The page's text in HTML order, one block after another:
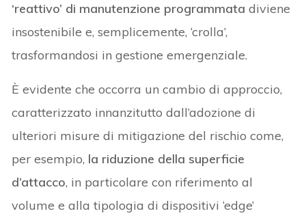
‘reattivo’ di manutenzione programmata diviene
insostenibile e, semplicemente, ‘crolla’,
trasformandosi in gestione emergenziale.
È evidente che occorra un cambio di approccio,
caratterizzato innanzitutto dall’adozione di
ulteriori misure di mitigazione del rischio come,
per esempio, la riduzione della superficie
d’attacco, in particolare con riferimento al
volume e alla tipologia di dispositivi ‘edge’